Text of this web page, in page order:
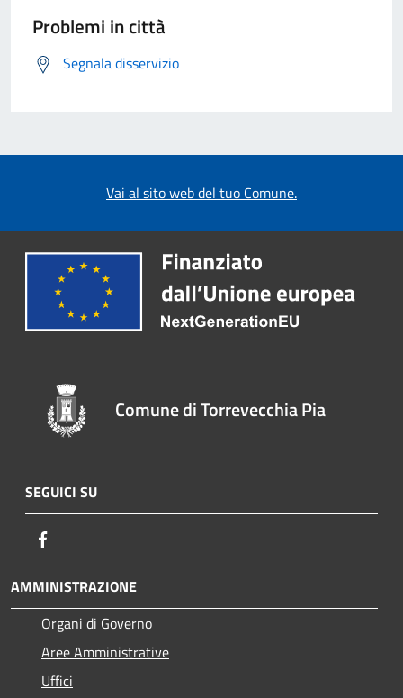
Problemi in città
Segnala disservizio
Vai al sito web del tuo Comune.
Comune di Torrevecchia Pia
SEGUICI SU
AMMINISTRAZIONE
Organi di Governo
Aree Amministrative
Uffici